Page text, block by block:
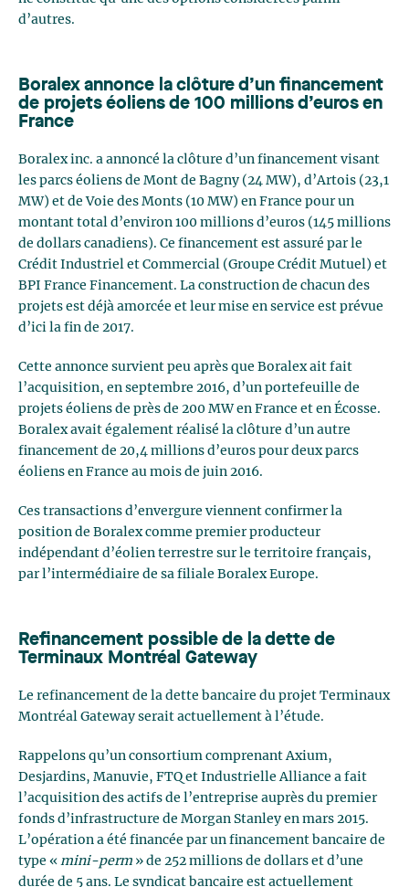
d’autres.
Boralex annonce la clôture d’un financement
de projets éoliens de 100 millions d’euros en
France
Boralex inc. a annoncé la clôture d’un financement visant
les parcs éoliens de Mont de Bagny (24 MW), d’Artois (23,1
MW) et de Voie des Monts (10 MW) en France pour un
montant total d’environ 100 millions d’euros (145 millions
de dollars canadiens). Ce financement est assuré par le
Crédit Industriel et Commercial (Groupe Crédit Mutuel) et
BPI France Financement. La construction de chacun des
projets est déjà amorcée et leur mise en service est prévue
d’ici la fin de 2017.
Cette annonce survient peu après que Boralex ait fait
l’acquisition, en septembre 2016, d’un portefeuille de
projets éoliens de près de 200 MW en France et en Écosse.
Boralex avait également réalisé la clôture d’un autre
financement de 20,4 millions d’euros pour deux parcs
éoliens en France au mois de juin 2016.
Ces transactions d’envergure viennent confirmer la
position de Boralex comme premier producteur
indépendant d’éolien terrestre sur le territoire français,
par l’intermédiaire de sa filiale Boralex Europe.
Refinancement possible de la dette de
Terminaux Montréal Gateway
Le refinancement de la dette bancaire du projet Terminaux
Montréal Gateway serait actuellement à l’étude.
Rappelons qu’un consortium comprenant Axium,
Desjardins, Manuvie, FTQ et Industrielle Alliance a fait
l’acquisition des actifs de l’entreprise auprès du premier
fonds d’infrastructure de Morgan Stanley en mars 2015.
L’opération a été financée par un financement bancaire de
type « mini-perm » de 252 millions de dollars et d’une
durée de 5 ans. Le syndicat bancaire est actuellement